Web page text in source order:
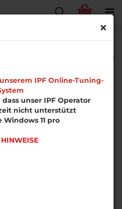
IPF Online-Tuning-
unser IPF Operator
nicht unterstützt
11 pro